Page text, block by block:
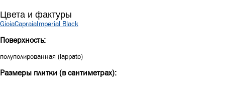
Цвета и фактуры
GioiaCapraia Imperial Black
Поверхность:
полуполированная (lappato)
Размеры плитки (в сантиметрах):